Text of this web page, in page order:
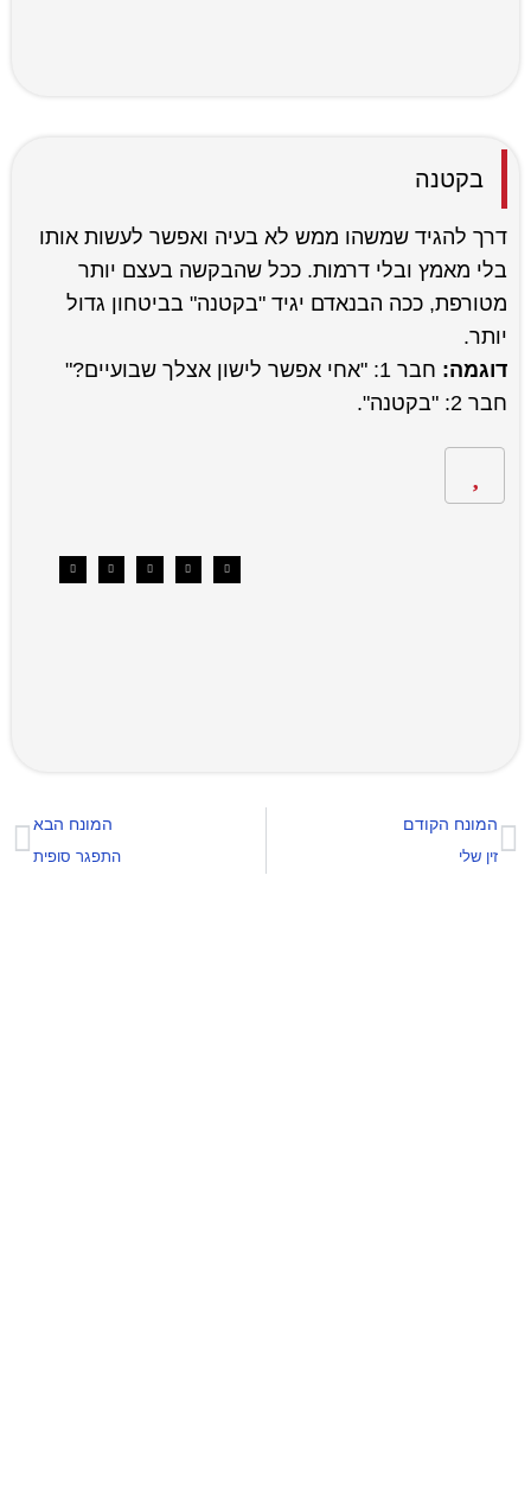
בקטנה
דרך להגיד שמשהו ממש לא בעיה ואפשר לעשות אותו
בלי מאמץ ובלי דרמות. ככל שהבקשה בעצם יותר
מטורפת, ככה הבנאדם יגיד "בקטנה" בביטחון גדול
יותר.
דוגמה:
חבר 1: "אחי אפשר לישון אצלך שבועיים?"
חבר 2: "בקטנה".
המונח הקודם
זין שלי
המונח הבא
התפגר סופית